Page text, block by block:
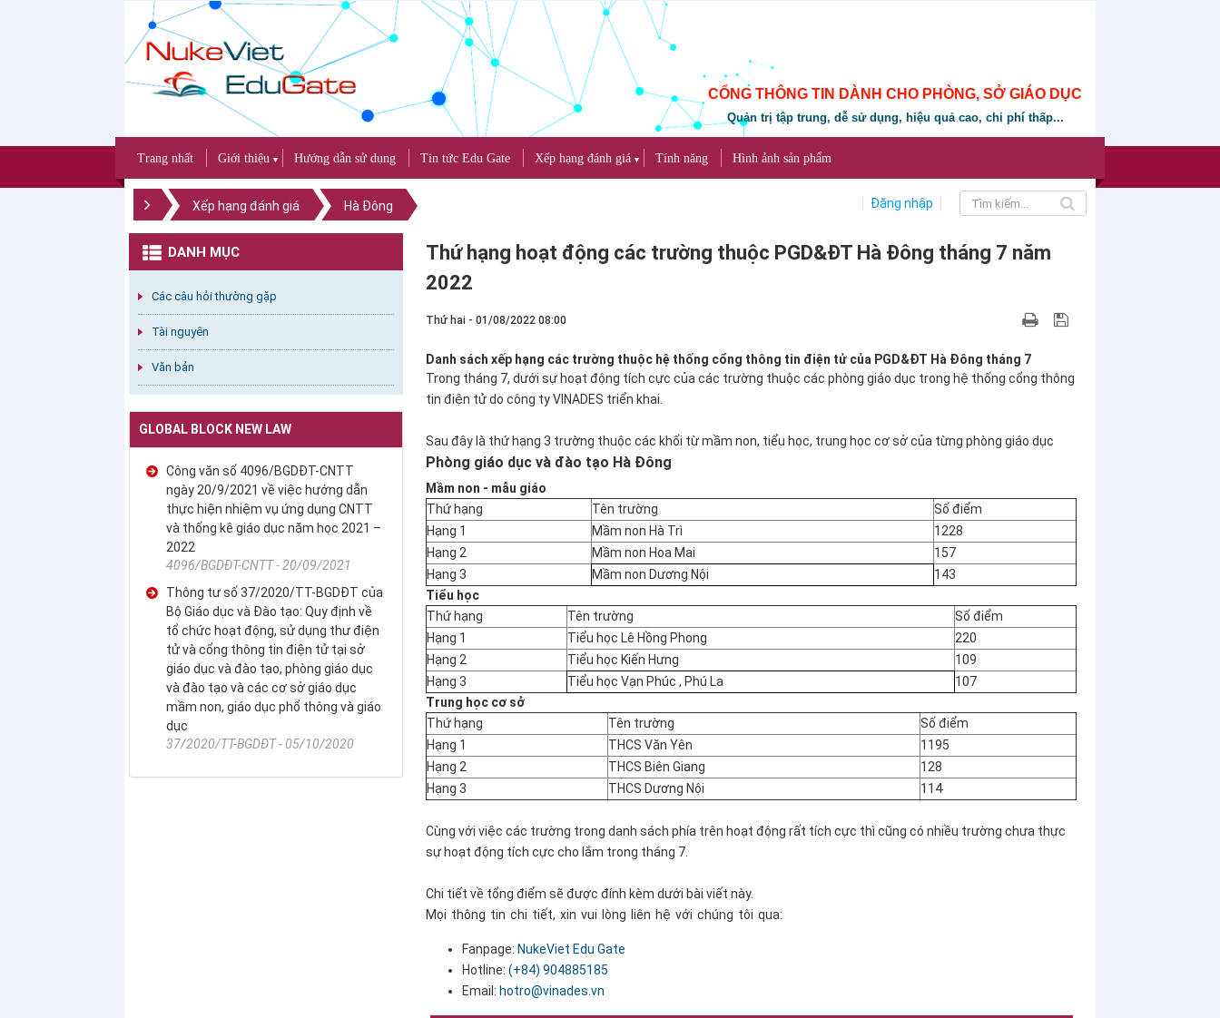
CỔNG THÔNG TIN DÀNH CHO PHÒNG, SỞ GIÁO DỤC
Quản trị tập trung, dễ sử dụng, hiệu quả cao, chi phí thấp...
Trang nhất Giới thiệu ▼ Hướng dẫn sử dụng Tin tức Edu Gate Xếp hạng đánh giá ▼ Tính năng Hình ảnh sản phẩm
Xếp hạng đánh giá Hà Đông Đăng nhập
Thứ hạng hoạt động các trường thuộc PGD&ĐT Hà Đông tháng 7 năm
2022
Thứ hai - 01/08/2022 08:00
Danh sách xếp hạng các trường thuộc hệ thống cổng thông tin điện tử của PGD&ĐT Hà Đông tháng 7
Trong tháng 7, dưới sự hoạt động tích cực của các trường thuộc các phòng giáo dục trong hệ thống cổng thông
tin điện tử do công ty VINADES triển khai.
Sau đây là thứ hạng 3 trường thuộc các khối từ mầm non, tiểu học, trung học cơ sở của từng phòng giáo dục
Phòng giáo dục và đào tạo Hà Đông
Mầm non - mẫu giáo
Thứ hạng
Tên trường
Số điểm
Hạng 1
Mầm non Hà Trì
1228
Hạng 2
Mầm non Hoa Mai
157
Hạng 3
Mầm non Dương Nội
143
Tiểu học
Thứ hạng
Tên trường
Số điểm
Hạng 1
Tiểu học Lê Hồng Phong
220
Hạng 2
Tiểu học Kiến Hưng
109
Hạng 3
Tiểu học Vạn Phúc , Phú La
107
Trung học cơ sở
Thứ hạng
Tên trường
Số điểm
Hạng 1
THCS Văn Yên
1195
Hạng 2
THCS Biên Giang
128
Hạng 3
THCS Dương Nội 114
Cùng với việc các trường trong danh sách phía trên hoạt động rất tích cực thì cũng có nhiều trường chưa thực
sự hoạt động tích cực cho lắm trong tháng 7.
Chi tiết về tổng điểm sẽ được đính kèm dưới bài viết này.
Mọi thông tin chi tiết, xin vui lòng liên hệ với chúng tôi qua:
Fanpage: NukeViet Edu Gate
Hotline:(+84)904885185
Email: hotro@vinades.vn
DANH MỤC
Các câu hỏi thường gặp
Tài nguyên
Văn bản
GLOBAL BLOCK NEW LAW
Công văn số 4096/BGDĐT-CNTT
ngày 20/9/2021 về việc hướng dẫn
thực hiện nhiệm vụ ứng dụng CNTT
và thống kê giáo dục năm học 2021 –
2022
4096/BGDĐT-CNTT - 20/09/2021
Thông tư số 37/2020/TT-BGDĐT của
Bộ Giáo dục và Đào tạo: Quy định về
tổ chức hoạt động, sử dụng thư điện
tử và cổng thông tin điện tử tại sở
giáo dục và đào tạo, phòng giáo dục
và đào tạo và các cơ sở giáo dục
mầm non, giáo dục phổ thông và giáo
dục
37/2020/TT-BGDĐT - 05/10/2020